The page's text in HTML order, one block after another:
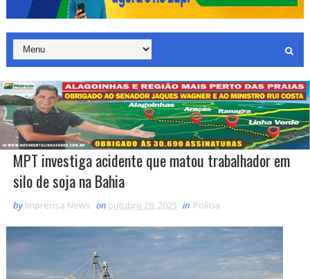
MPT investiga acidente que matou trabalhador em
silo de soja na Bahia
by Imprensa News on outubro 28, 2025 in Polícia